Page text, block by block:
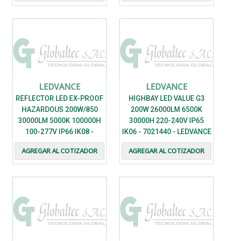
LEDVANCE
REFLECTOR LED EX-PROOF
HAZARDOUS 200W/850
30000LM 5000K 100000H
100-277V IP66 IK08 -
7022308 - LEDVANCE
AGREGAR AL COTIZADOR
LEDVANCE
HIGHBAY LED VALUE G3
200W 26000LM 6500K
30000H 220-240V IP65
IK06 - 7021440 - LEDVANCE
AGREGAR AL COTIZADOR